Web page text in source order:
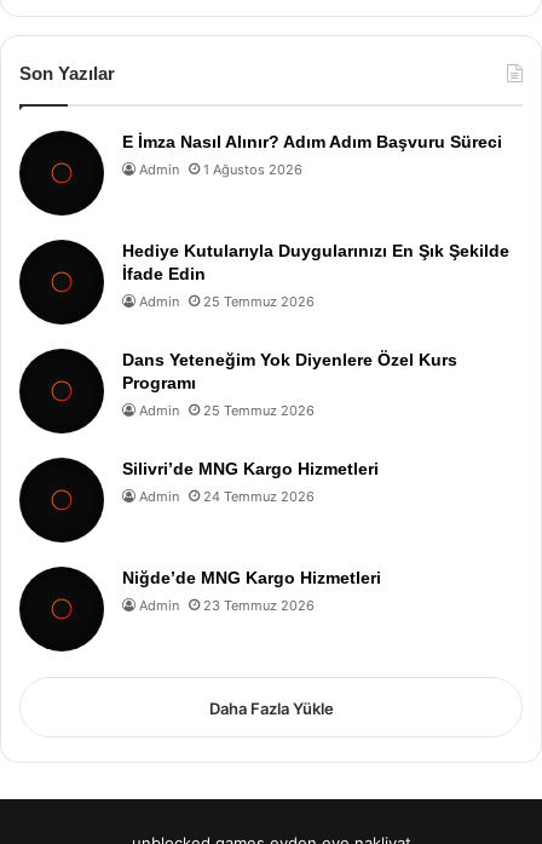
Son Yazılar
E İmza Nasıl Alınır? Adım Adım Başvuru Süreci
Admin 1 Ağustos 2026
Hediye Kutularıyla Duygularınızı En Şık Şekilde
İfade Edin
Admin 25 Temmuz 2026
Dans Yeteneğim Yok Diyenlere Özel Kurs
Programı
Admin 25 Temmuz 2026
Silivri’de MNG Kargo Hizmetleri
Admin 24 Temmuz 2026
Niğde’de MNG Kargo Hizmetleri
Admin 23 Temmuz 2026
Daha Fazla Yükle